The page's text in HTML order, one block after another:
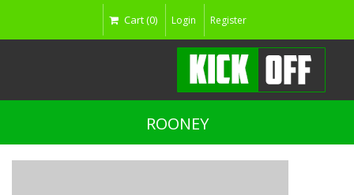
Cart (0) Login Register
ROONEY